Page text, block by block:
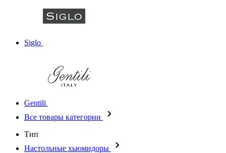
Siglo
Gentili
Все товары категории
Тип
Настольные хьюмидоры